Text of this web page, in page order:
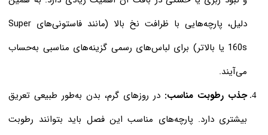
دلیل، پارچه‌هایی با ظرافت نخ بالا (مانند فاستونی‌های Super
160s یا بالاتر) برای لباس‌های رسمی گزینه‌های مناسبی به‌حساب
می‌آیند.
جذب رطوبت مناسب: در روزهای گرم، بدن به‌طور طبیعی تعریق
بیشتری دارد. پارچه‌های مناسب این فصل باید بتوانند رطوبت